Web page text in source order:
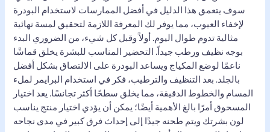
سوف يتعمق هذا الدليل في أفضل الممارسات لاستخدام البودرة
لإخفاء العيوب، مما يوفر لك المعرفة اللازمة لتحقيق لمسة نهائية
مثالية تدوم طوال اليوم. أولاً وقبل كل شيء، من الضروري البدء
بوجه نظيف ورطب جيداً. التحضير المناسب للبشرة يخلق قماشًا
ناعمًا لوضع المكياج ويساعد البودرة على الالتصاق بشكل أفضل
بالجلد. بعد التنظيف والترطيب، فكر في استخدام البرايمر لملء
المسام والخطوط الدقيقة، مما يخلق سطحًا أكثر تجانسًا. يعد اختيار
المسحوق أمرًا بالغ الأهمية أيضًا؛ يمكن أن يؤدي اختيار منتج يناسب
لون بشرتك ويتم طحنه جيدًا إلى إحداث فرق كبير في مدى نجاحه